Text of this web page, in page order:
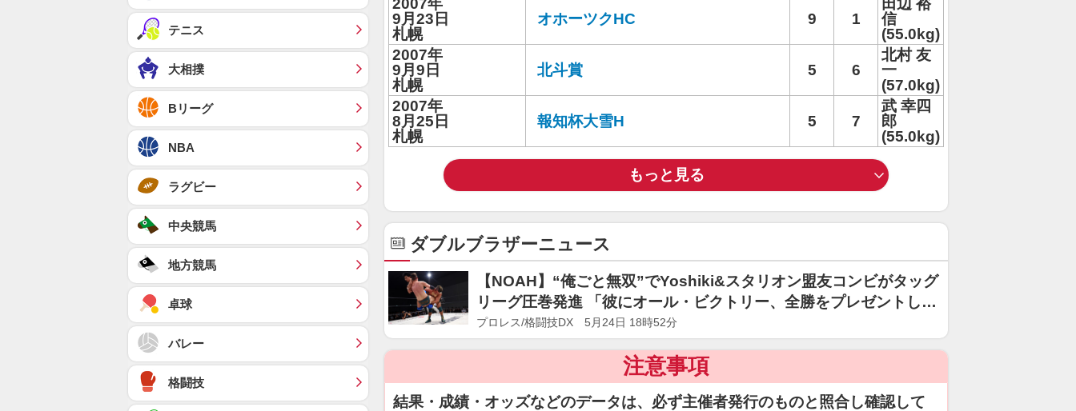
2007年
9月23日
札幌
オホーツクHC 9 1
田辺 裕
信
(55.0kg)
2007年
9月9日
札幌
北斗賞 5 6
北村 友
一
(57.0kg)
2007年
8月25日
札幌
報知杯大雪H 5 7
武 幸四
郎
(55.0kg)
もっと見る
ダブルブラザーニュース
【NOAH】“俺ごと無双”でYoshiki&スタリオン盟友コンビがタッグ
リーグ圧巻発進 「彼にオール・ビクトリー、全勝をプレゼントした
い」
プロレス/格闘技DX 5月24日 18時52分
注意事項
結果・成績・オッズなどのデータは、必ず主催者発行のものと照合し確認して
テニス
大相撲
Bリーグ
NBA
ラグビー
中央競馬
地方競馬
卓球
バレー
格闘技